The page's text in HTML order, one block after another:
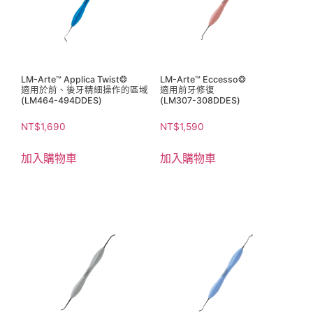
LM-Arte™ Applica Twist❂
適用於前、後牙精細操作的區域
(LM464-494DDES)
NT$1,690
加入購物車
LM-Arte™ Eccesso❂
適用前牙修復
(LM307-308DDES)
NT$1,590
加入購物車